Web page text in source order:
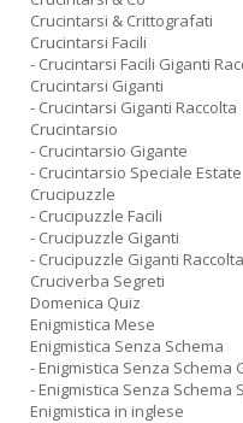
Crucintarsi & Crittografati
Crucintarsi Facili
- Crucintarsi Facili Giganti
Crucintarsi Giganti
- Crucintarsi Giganti Raccolta
Crucintarsio
- Crucintarsio Gigante
- Crucintarsio Speciale Estate
Crucipuzzle
- Crucipuzzle Facili
- Crucipuzzle Giganti
- Crucipuzzle Giganti Raccolta
Cruciverba Segreti
Domenica Quiz
Enigmistica Mese
Enigmistica Senza Schema
- Enigmistica Senza Schema
- Enigmistica Senza Schema
Enigmistica in inglese